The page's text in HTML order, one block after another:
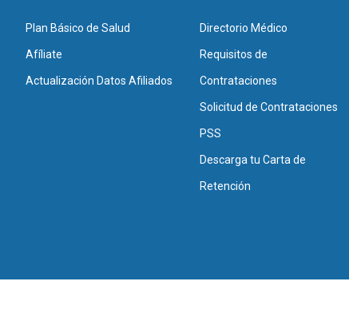
Plan Básico de Salud
Afíliate
Actualización Datos Afiliados
Directorio Médico
Requisitos de
Contrataciones
Solicitud de Contrataciones
PSS
Descarga tu Carta de
Retención